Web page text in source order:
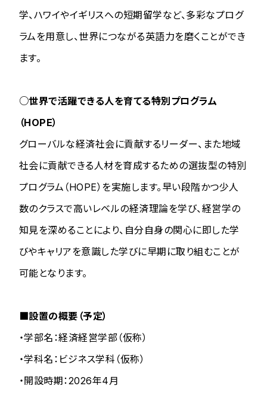
学、ハワイやイギリスへの短期留学など、多彩なプログ
ラムを用意し、世界につながる英語力を磨くことができ
ます。
○世界で活躍できる人を育てる特別プログラム
（HOPE）
グローバルな経済社会に貢献するリーダー、また地域
社会に貢献できる人材を育成するための選抜型の特別
プログラム（HOPE）を実施します。早い段階かつ少人
数のクラスで高いレベルの経済理論を学び、経営学の
知見を深めることにより、自分自身の関心に即した学
びやキャリアを意識した学びに早期に取り組むことが
可能となります。
■設置の概要（予定）
・学部名：経済経営学部（仮称）
・学科名：ビジネス学科（仮称）
・開設時期：2026年4月